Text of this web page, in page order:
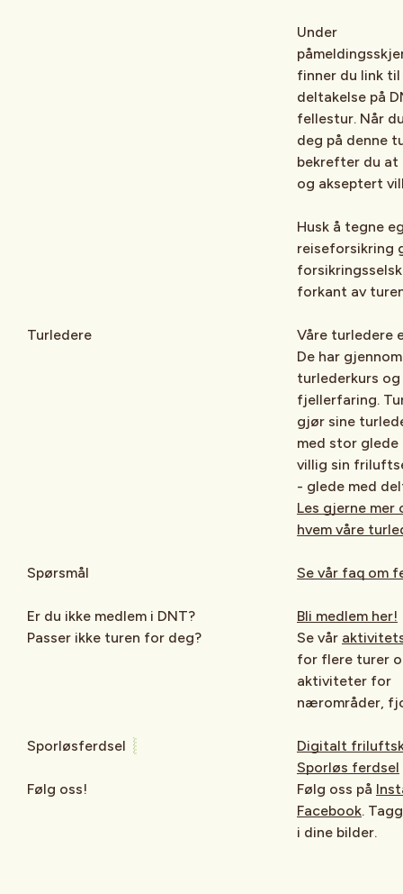
Under
finner du link
deltakelse på
fellestur. Når
deg på denne
bekrefter du at
og akseptert
Husk å tegne
reiseforsikring
forkant av
Turledere
Våre turledere
De har
turlederkurs og
fjellerfaring.
gjør sine
med stor glede
villig sin
- glede med
Les gjerne mer
hvem våre
Spørsmål Se vår faq om
Er du ikke medlem i DNT?
Bli medlem her!
Passer ikke turen for deg?
Se vår
for flere turer
aktiviteter for
nærområder,
Sporløsferdsel
Digitalt
Sporløs ferdsel
Følg oss!
Følg oss på
Facebook.
i dine bilder.